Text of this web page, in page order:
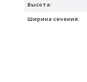
Ширина сечения:
Высота: